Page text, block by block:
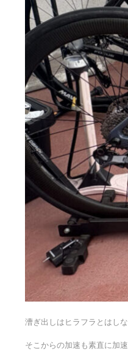
漕ぎ出しはヒラフラとはし
そこからの加速も素直に加速